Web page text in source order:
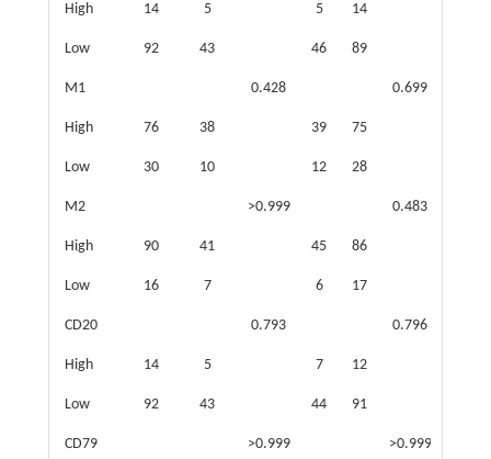
High 14 5 5 14
Low 92 43 46 89
M1 0.428 0.699
High 76 38 39 75
Low 30 10 12 28
M2 >0.999 0.483
High 90 41 45 86
Low 16 7 6 17
CD20 0.793 0.796
High 14 5 7 12
Low 92 43 44 91
CD79 >0.999 >0.999